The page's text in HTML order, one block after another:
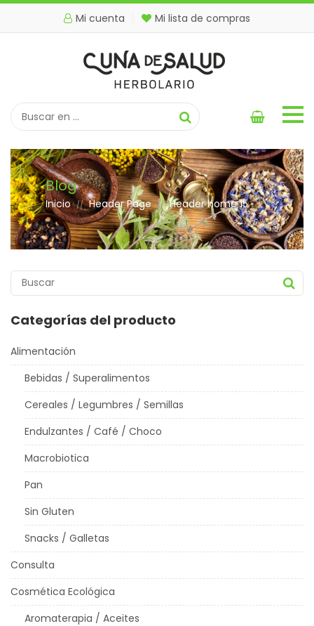
Mi cuenta Mi lista de compras
Blog
Inicio // Header Page // Header home 15
Categorías del producto
Alimentación
Bebidas / Superalimentos
Cereales / Legumbres / Semillas
Endulzantes / Café / Choco
Macrobiotica
Pan
Sin Gluten
Snacks / Galletas
Consulta
Cosmética Ecológica
Aromaterapia / Aceites